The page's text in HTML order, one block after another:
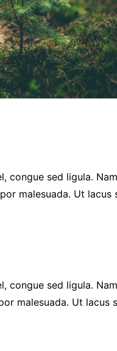
congue sed ligula.
malesuada. Ut
congue sed ligula.
malesuada. Ut